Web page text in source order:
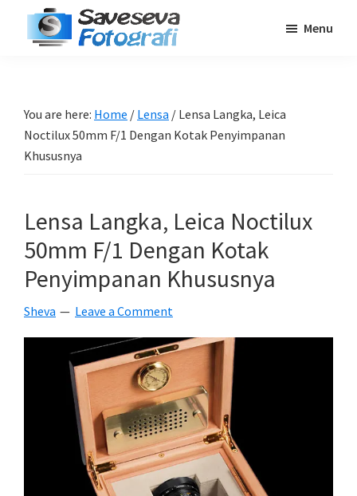
Pemula
-
Tips
Berita
-
Traveling
Menu
You are here: Home / Lensa / Lensa Langka, Leica
Noctilux 50mm F/1 Dengan Kotak Penyimpanan
Khususnya
Lensa Langka, Leica Noctilux
50mm F/1 Dengan Kotak
Penyimpanan Khususnya
Sheva Leave a Comment